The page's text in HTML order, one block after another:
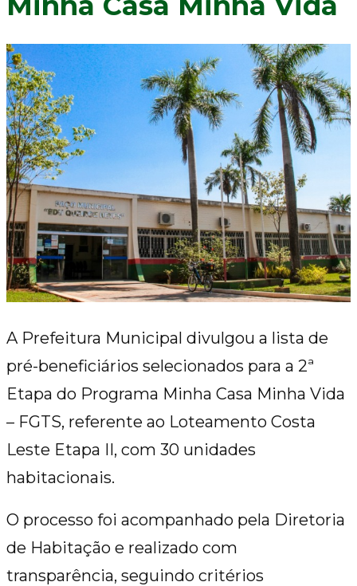
A Prefeitura Municipal divulgou a lista de
pré-beneficiários selecionados para a 2ª
Etapa do Programa Minha Casa Minha Vida
– FGTS, referente ao Loteamento Costa
Leste Etapa II, com 30 unidades
habitacionais.
O processo foi acompanhado pela Diretoria
de Habitação e realizado com
transparência, seguindo critérios